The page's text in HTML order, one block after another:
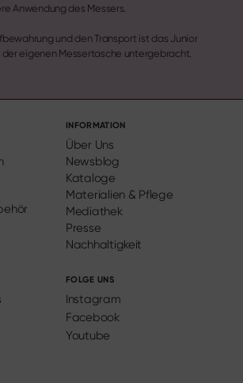
Anwendung des Messers.
und den Transport ist das Junior
der eigenen Messertasche untergebracht.
INFORMATION
Über Uns
Newsblog
Kataloge
Materialien & Pflege
Mediathek
Presse
Nachhaltigkeit
FOLGE UNS
Instagram
Facebook
Youtube